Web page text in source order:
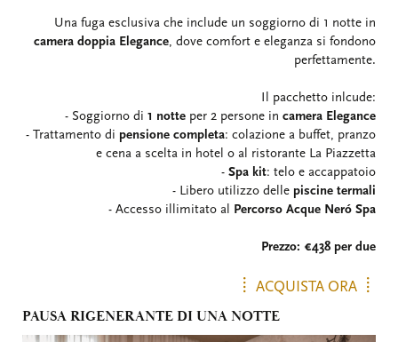
Una fuga esclusiva che include un soggiorno di 1 notte in
camera doppia Elegance, dove comfort e eleganza si fondono
perfettamente.
Il pacchetto inlcude:
- Soggiorno di 1 notte per 2 persone in camera Elegance
- Trattamento di pensione completa: colazione a buffet, pranzo
e cena a scelta in hotel o al ristorante La Piazzetta
- Spa kit: telo e accappatoio
- Libero utilizzo delle piscine termali
- Accesso illimitato al Percorso Acque Neró Spa
Prezzo: €438 per due
ACQUISTA ORA
PAUSA RIGENERANTE DI UNA NOTTE